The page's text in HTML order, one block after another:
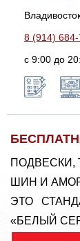
8 (914)
с 9:00 до
ПОДВЕСКИ,
ШИН И
ЭТО
«БЕЛЫЙ